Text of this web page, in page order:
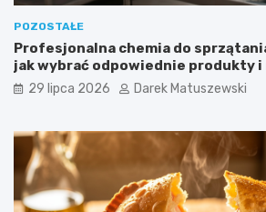
POZOSTAŁE
Profesjonalna chemia do
jak wybrać odpowiednie produkty i
29 lipca 2026 Darek Matuszewski